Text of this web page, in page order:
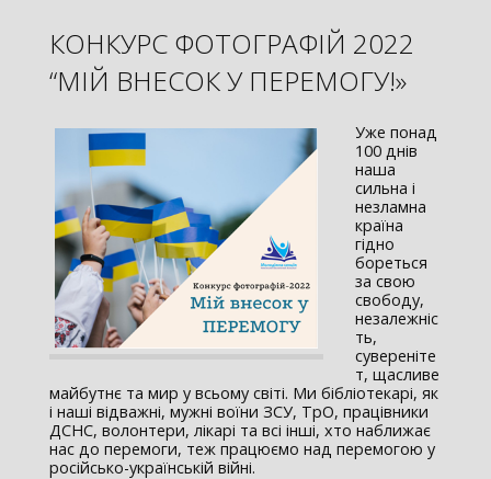
КОНКУРС ФОТОГРАФІЙ 2022
“МІЙ ВНЕСОК У ПЕРЕМОГУ!»
Уже понад
100 днів
наша
сильна і
незламна
країна
гідно
бореться
за свою
свободу,
незалежніс
ть,
сувереніте
т, щасливе
майбутнє та мир у всьому світі. Ми бібліотекарі, як
і наші відважні, мужні воїни ЗСУ, ТрО, працівники
ДСНС, волонтери, лікарі та всі інші, хто наближає
нас до перемоги, теж працюємо над перемогою у
російсько-українській війні.